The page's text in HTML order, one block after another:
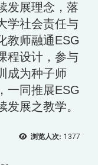
发展理念，落
学社会责任与
教师融通ESG
程设计，参与
成为种子师
一同推展ESG
发展之教学。
浏览人次: 1377